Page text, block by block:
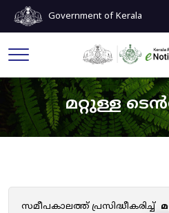
Government of Kerala
മറ്റുള്ള
സമീപകാലത്ത് പ്രസിദ്ധീകരിച്ച്